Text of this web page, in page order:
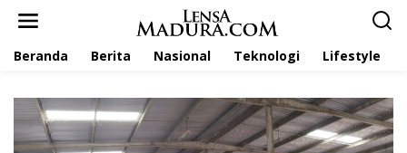
Beranda Berita Nasional Teknologi Lifestyle